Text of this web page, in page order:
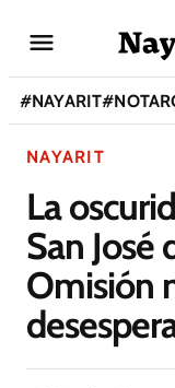
#NAYARIT#
NAYARIT
La
San José
Omisión